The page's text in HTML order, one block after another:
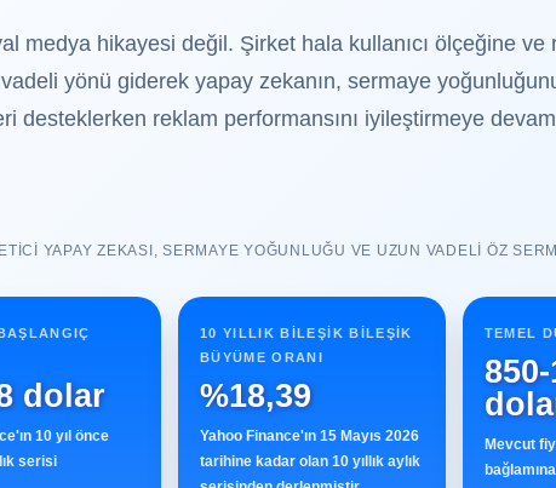
medya hikayesi değil. Şirket hala kullanıcı ölçeğine ve
yönü giderek yapay zekanın, sermaye
desteklerken reklam performansını iyileştirmeye
YAPAY ZEKASI, SERMAYE YOĞUNLUĞU VE UZUN VADELI ÖZ
dolar
10 yıl önce
serisi
10 YILLIK BILEŞIK BILEŞIK
BÜYÜME ORANI
%18,39
Yahoo Finance'ın 15 Mayıs 2026
tarihine kadar olan 10 yıllık aylık
TEMEL
Mevcut